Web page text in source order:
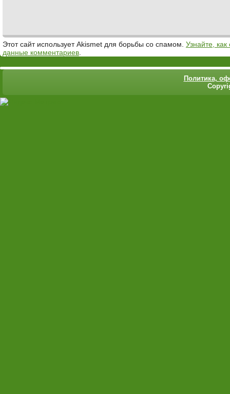
Этот сайт использует Akismet для борьбы со спамом. Узнайте,
данные комментариев
Политика,